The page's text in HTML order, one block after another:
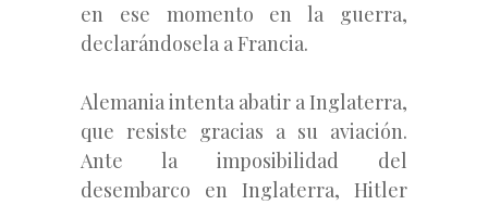
en ese momento en la guerra,
declarándosela a Francia.
Alemania intenta abatir a Inglaterra,
que resiste gracias a su aviación.
Ante la imposibilidad del
desembarco en Inglaterra, Hitler